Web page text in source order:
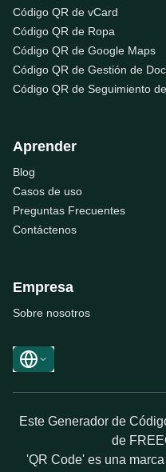
Código QR de vCard
Código QR de Ropa
Código QR de Google Maps
Código QR de Gestión de
Código QR de Seguimiento
Aprender
Blog
Casos de uso
Preguntas Frecuentes
Contáctenos
Empresa
Sobre nosotros
Este Generador de
de
'QR Code' es una